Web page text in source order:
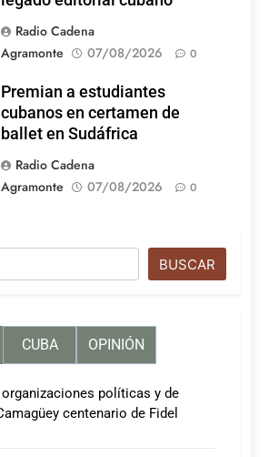
Radio Cadena
Agramonte
07/08/2026 0
Premian a estudiantes
cubanos en certamen de
ballet en Sudáfrica
Radio Cadena
Agramonte
07/08/2026 0
BUSCAR
CUBA OPINIÓN
organizaciones políticas y de
centenario de Fidel